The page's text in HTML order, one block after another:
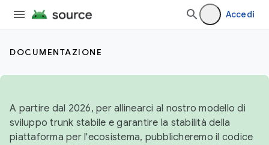
Accedi
DOCUMENTAZIONE
A partire dal 2026, per allinearci al nostro modello di
sviluppo trunk stabile e garantire la stabilità della
piattaforma per l'ecosistema, pubblicheremo il codice